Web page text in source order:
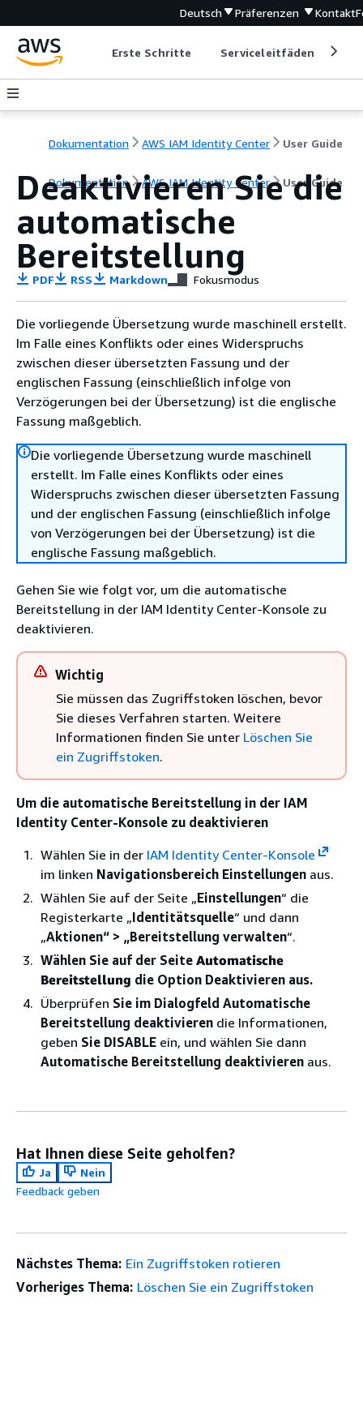
Deutsch Präferenzen Kontakt
Erste Schritte Serviceleitfäden
Dokumentation AWS IAM Identity Center User Guide
Dokumentation AWS IAM Identity Center User Guide
Deaktivieren Sie die
automatische
Bereitstellung
PDF RSS Markdown Fokusmodus
Die vorliegende Übersetzung wurde maschinell erstellt.
Im Falle eines Konflikts oder eines Widerspruchs
zwischen dieser übersetzten Fassung und der
englischen Fassung (einschließlich infolge von
Verzögerungen bei der Übersetzung) ist die englische
Fassung maßgeblich.
Die vorliegende Übersetzung wurde maschinell
erstellt. Im Falle eines Konflikts oder eines
Widerspruchs zwischen dieser übersetzten Fassung
und der englischen Fassung (einschließlich infolge
von Verzögerungen bei der Übersetzung) ist die
englische Fassung maßgeblich.
Gehen Sie wie folgt vor, um die automatische
Bereitstellung in der IAM Identity Center-Konsole zu
deaktivieren.
Wichtig
Sie müssen das Zugriffstoken löschen, bevor
Sie dieses Verfahren starten. Weitere
Informationen finden Sie unter Löschen Sie
ein Zugriffstoken.
Um die automatische Bereitstellung in der IAM
Identity Center-Konsole zu deaktivieren
Wählen Sie in der IAM Identity Center-Konsole
im linken Navigationsbereich Einstellungen aus.
Wählen Sie auf der Seite „Einstellungen“ die
Registerkarte „Identitätsquelle“ und dann
„Aktionen“ > „Bereitstellung verwalten“.
Wählen Sie auf der Seite Automatische
Bereitstellung die Option Deaktivieren aus.
Überprüfen Sie im Dialogfeld Automatische
Bereitstellung deaktivieren die Informationen,
geben Sie DISABLE ein, und wählen Sie dann
Automatische Bereitstellung deaktivieren aus.
Hat Ihnen diese Seite geholfen?
Ja
Nein
Feedback geben
Nächstes Thema: Ein Zugriffstoken rotieren
Vorheriges Thema: Löschen Sie ein Zugriffstoken